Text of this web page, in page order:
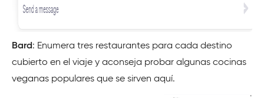
Bard: Enumera tres restaurantes para cada destino
cubierto en el viaje y aconseja probar algunas cocinas
veganas populares que se sirven aquí.